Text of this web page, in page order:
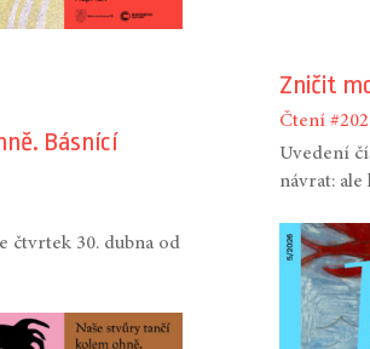
Zničit
Čtení
Uvedení
návrat: ale
Básnící
čtvrtek 30. dubna od